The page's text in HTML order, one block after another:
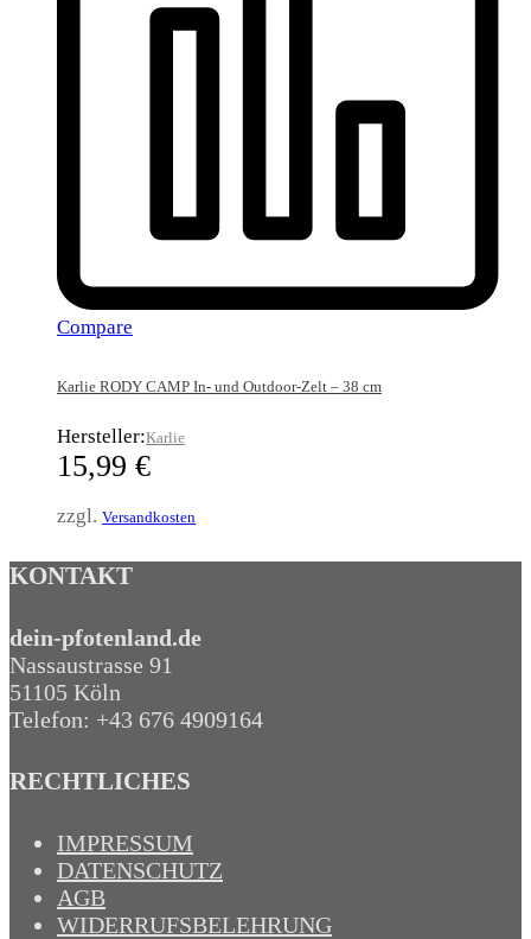
Compare
Karlie RODY CAMP In- und Outdoor-Zelt – 38 cm
Hersteller:Karlie
15,99 €
zzgl. Versandkosten
KONTAKT
dein-pfotenland.de
Nassaustrasse 91
51105 Köln
Telefon: +43 676 4909164‬
RECHTLICHES
IMPRESSUM
DATENSCHUTZ
AGB
WIDERRUFSBELEHRUNG